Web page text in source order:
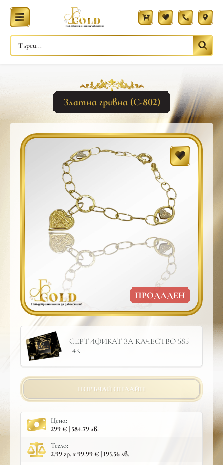
Златна гривна (С-802)
ПРОДАДЕН
СЕРТИФИКАТ ЗА КАЧЕСТВО 585
14К
ПОРЪЧАЙ ОНЛАЙН
Цена:
299 € | 584.79 лв.
Тегло:
2.99 гр. x 99.99 € | 195.56 лв.